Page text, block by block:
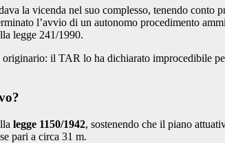
la vicenda nel suo complesso, tenendo
l’avvio di un autonomo procedimento
legge 241/1990.
il TAR lo ha dichiarato improcedibile
legge 1150/1942, sostenendo che il piano
pari a circa 31 m.